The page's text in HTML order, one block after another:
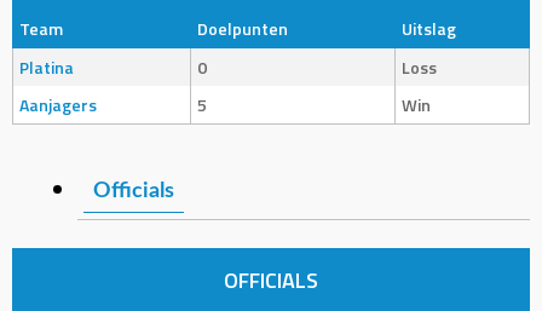
Team Doelpunten
Uitslag
Platina
0
Loss
Aanjagers
5 Win
Officials
OFFICIALS